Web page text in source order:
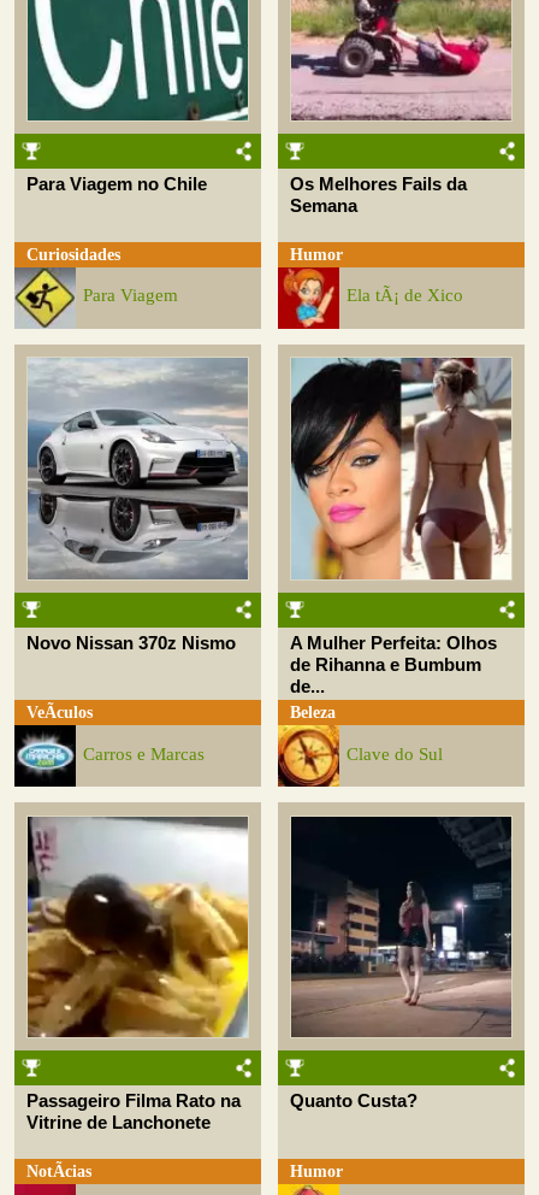
Para Viagem no Chile
Curiosidades
Para Viagem
Os Melhores Fails da
Semana
Humor
Ela tÃ¡ de Xico
Novo Nissan 370z Nismo
VeÃ­culos
Carros e Marcas
A Mulher Perfeita: Olhos
de Rihanna e Bumbum
de...
Beleza
Clave do Sul
Passageiro Filma Rato na
Vitrine de Lanchonete
NotÃ­cias
Quanto Custa?
Humor